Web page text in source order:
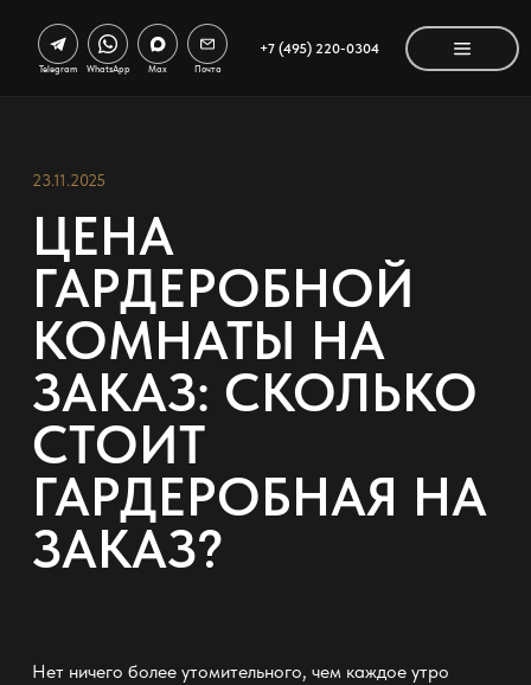
+7 (495) 220-0304
Telegram WhatsApp Max Почта
23.11.2025
ЦЕНА
ГАРДЕРОБНОЙ
КОМНАТЫ НА
ЗАКАЗ: СКОЛЬКО
СТОИТ
ГАРДЕРОБНАЯ НА
ЗАКАЗ?
Нет ничего более утомительного, чем каждое утро